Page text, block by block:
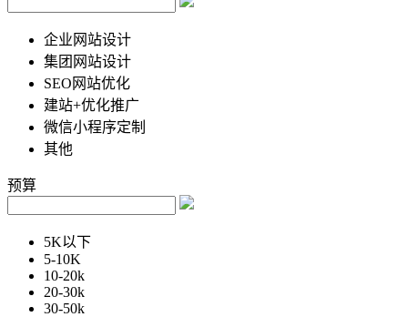
企业网站设计
集团网站设计
SEO网站优化
建站+优化推广
微信小程序定制
其他
预算
5K以下
5-10K
10-20k
20-30k
30-50k